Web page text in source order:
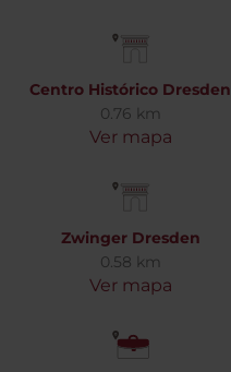
Centro Histórico Dresden
0.76 km
Ver mapa
Zwinger Dresden
0.58 km
Ver mapa